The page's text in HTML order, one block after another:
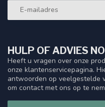
HULP OF ADVIES
Heeft u vragen over onze
onze klantenservicepagina.
antwoorden op veelgestelde
om contact met ons op te